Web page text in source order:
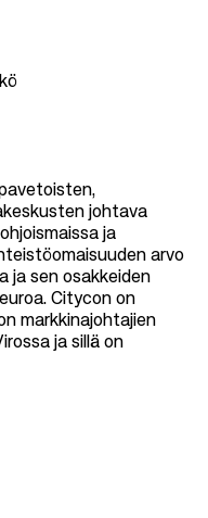
johtava
ja
arvo
ja sen osakkeiden
Citycon on
markkinajohtajien
ja sillä on